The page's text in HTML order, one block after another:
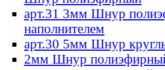
арт.31 3мм Шнур
наполнителем
арт.30 5мм Шнур
2мм Шнур